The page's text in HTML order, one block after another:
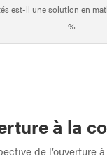
est-il une solution en
%
à la
de l’ouverture